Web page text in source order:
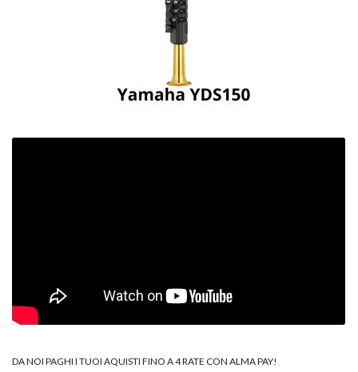
DA NOI PAGHI I TUOI AQUISTI FINO A 4 RATE CON ALMA PAY!